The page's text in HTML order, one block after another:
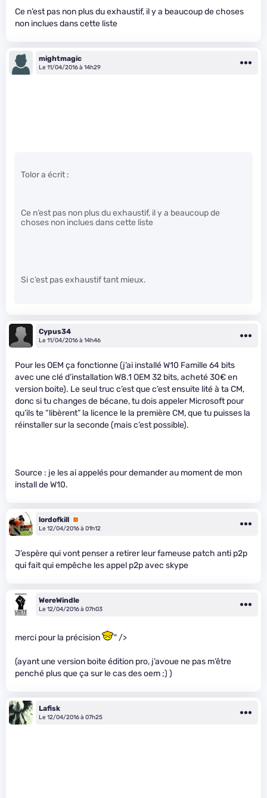
Ce n’est pas non plus du exhaustif, il y a beaucoup de choses
non inclues dans cette liste
mightmagic
Le 11/04/2016 à 14h29
Tolor a écrit :
Ce n’est pas non plus du exhaustif, il y a beaucoup de
choses non inclues dans cette liste
Si c’est pas exhaustif tant mieux.
Cypus34
Le 11/04/2016 à 14h46
Pour les OEM ça fonctionne (j’ai installé W10 Famille 64 bits
avec une clé d’installation W8.1 OEM 32 bits, acheté 30€ en
version boite). Le seul truc c’est que c’est ensuite lité à ta CM,
donc si tu changes de bécane, tu dois appeler Microsoft pour
qu’ils te “libèrent” la licence le la première CM, que tu puisses la
réinstaller sur la seconde (mais c’est possible).
Source : je les ai appelés pour demander au moment de mon
install de W10.
lordofkill Premium
Le 12/04/2016 à 01h12
J’espère qui vont penser a retirer leur fameuse patch anti p2p
qui fait qui empêche les appel p2p avec skype
WereWindle
Le 12/04/2016 à 07h03
merci pour la précision " />
(ayant une version boite édition pro, j’avoue ne pas m’être
penché plus que ça sur le cas des oem ;) )
Lafisk
Le 12/04/2016 à 07h25